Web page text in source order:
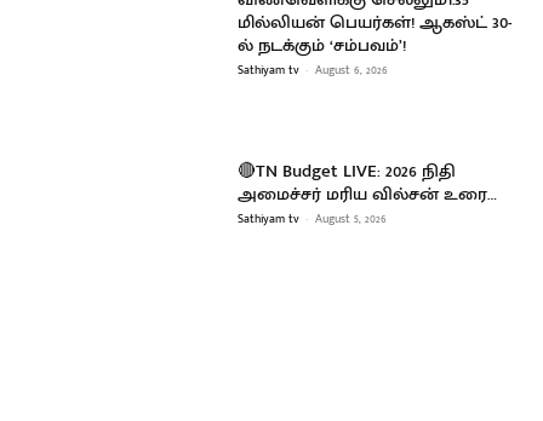
மில்லியன் பெயர்கள்! ஆகஸ்ட் 30-
ல் நடக்கும் ‘சம்பவம்’!
Sathiyam tv - August 6, 2026
🔴TN Budget LIVE: 2026 நிதி
அமைச்சர் மரிய வில்சன் உரை…
Sathiyam tv - August 5, 2026